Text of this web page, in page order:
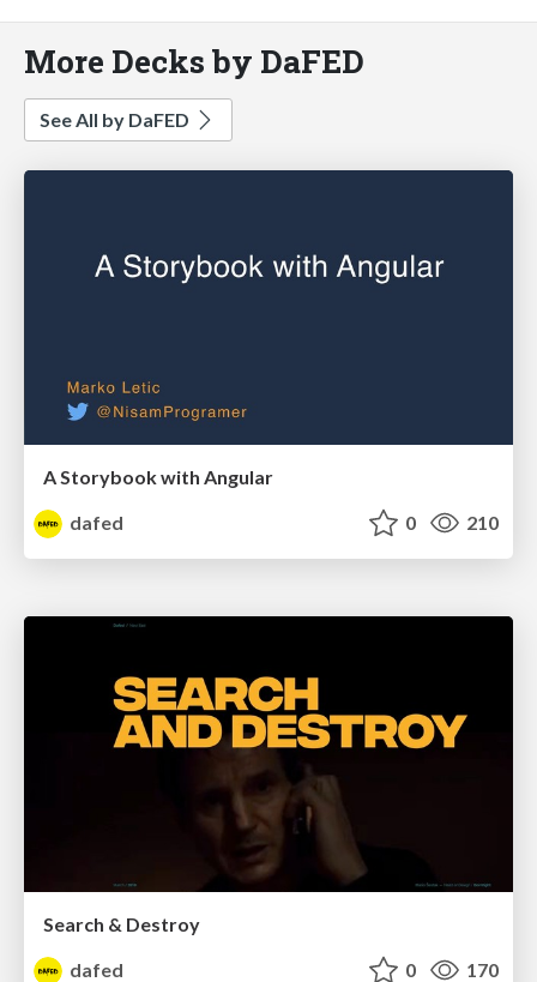
More Decks by DaFED
See All by DaFED
A Storybook with Angular
dafed
0 210
Search & Destroy
dafed
0 170